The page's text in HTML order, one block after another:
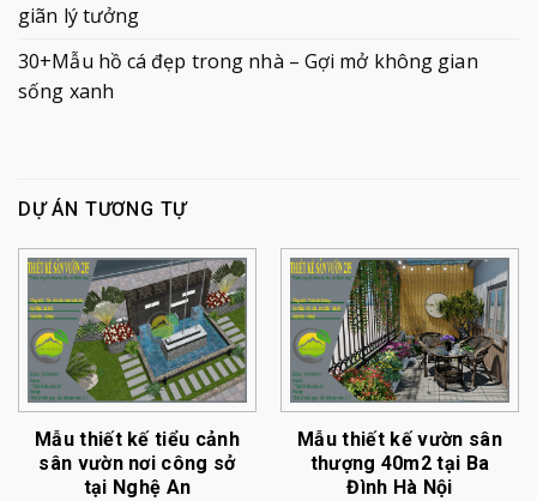
giãn lý tưởng
30+Mẫu hồ cá đẹp trong nhà – Gợi mở không gian
sống xanh
DỰ ÁN TƯƠNG TỰ
Mẫu thiết kế tiểu cảnh
sân vườn nơi công sở
tại Nghệ An
Mẫu thiết kế vườn sân
thượng 40m2 tại Ba
Đình Hà Nội